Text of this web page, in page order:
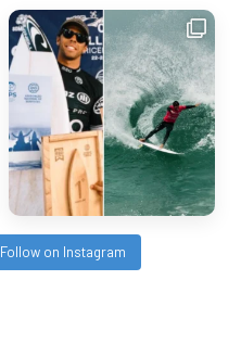
Follow on Instagram